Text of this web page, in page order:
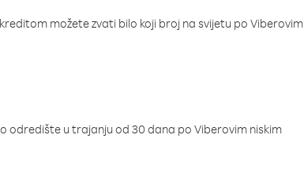
možete zvati bilo koji broj na svijetu po Viberovim
odredište u trajanju od 30 dana po Viberovim niskim